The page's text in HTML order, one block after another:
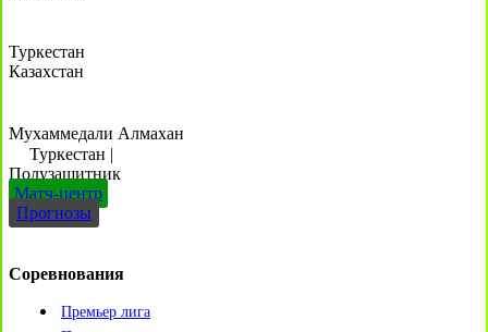
Туркестан
Казахстан
Мухаммедали Алмахан
Туркестан |
Полузащитник
Матч-центр
Прогнозы
Соревнования
Премьер лига